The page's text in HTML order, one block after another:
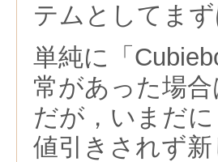
テムとしてま
単純に「
常があった場
だが，いまだ
値引きされず